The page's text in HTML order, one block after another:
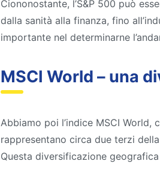
Ciononostante, l’S&P 500 può
dalla sanità alla finanza, fino
importante nel determinarne
MSCI World – una
Abbiamo poi l’indice MSCI
rappresentano circa due terzi
Questa diversificazione